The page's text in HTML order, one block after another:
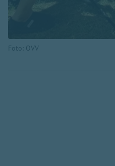
Foto: OVV